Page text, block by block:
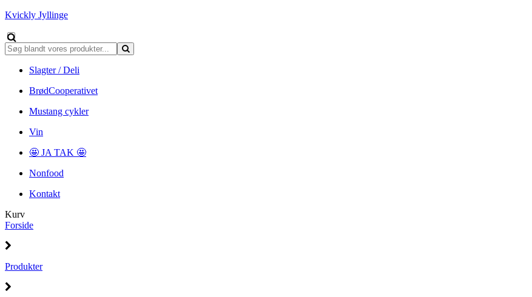
Kvickly Jyllinge
Slagter / Deli
BrødCooperativet
Mustang cykler
Vin
🤩 JA TAK 🤩
Nonfood
Kontakt
Kurv
Forside
Produkter